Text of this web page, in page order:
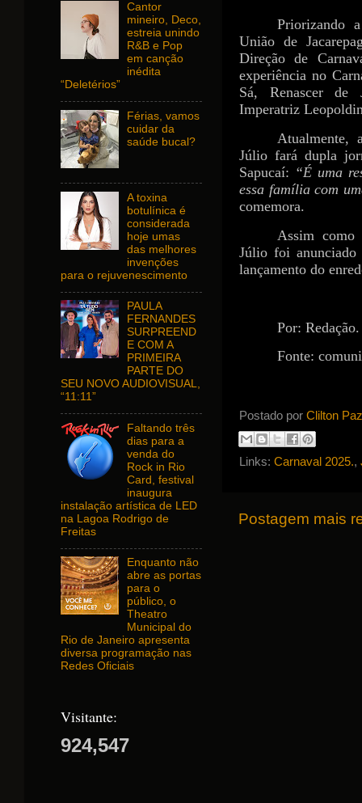
Priorizando
União de
Direção de
experiência no
Sá, Renascer de
Imperatriz
Atualmente,
Júlio fará dupla
Sapucaí: “É uma
essa família com
comemora.
Assim como
Júlio foi anunciado
lançamento do
Por: Redação.
Fonte:
Postado por Clilton Paz
Links: Carnaval 2025.,
Postagem mais
Cantor
mineiro, Deco,
estreia unindo
R&B e Pop
em canção
inédita
“Deletérios”
Férias, vamos
cuidar da
saúde bucal?
A toxina
botulínica é
considerada
hoje umas
das melhores
invenções
para o rejuvenescimento
PAULA
FERNANDES
SURPREEND
E COM A
PRIMEIRA
PARTE DO
SEU NOVO AUDIOVISUAL,
“11:11”
Faltando três
dias para a
venda do
Rock in Rio
Card, festival
inaugura
instalação artística de LED
na Lagoa Rodrigo de
Freitas
Enquanto não
abre as portas
para o
público, o
Theatro
Municipal do
Rio de Janeiro apresenta
diversa programação nas
Redes Oficiais
Visitante:
924,547